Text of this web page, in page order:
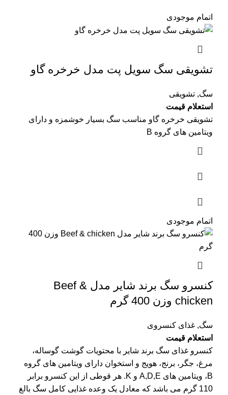
اتمام موجودی
تشویقی سگ سویل پت مدل خرخره گاو
سگ, تشویقی
استعلام قیمت
تشویقی خرخره گاو مناسب سگ بسیار خوشمزه و دارای
ویتامین های گروه B
اتمام موجودی
کنسرو سگ برند شایر مدل Beef &
chicken وزن 400 گرم
سگ, غذای کنسروی
استعلام قیمت
کنسرو غذای سگ برند شایر با محتویات گوشت گوساله،
مرغ، جگر، برنج، هویج و استخوان دارای ویتامین های گروه
B، ویتامین های A,D,E و K. هر قوطی از این کنسرو برابر
110 گرم می باشد که معادل یک وعده غذایی کامل سگ بالغ